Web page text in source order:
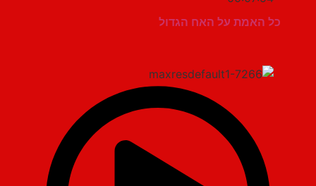
כל האמת על האח הגדול